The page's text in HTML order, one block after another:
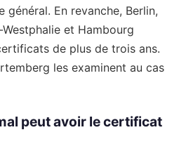
En revanche, Berlin,
et Hambourg
de plus de trois ans.
les examinent au cas
peut avoir le certificat